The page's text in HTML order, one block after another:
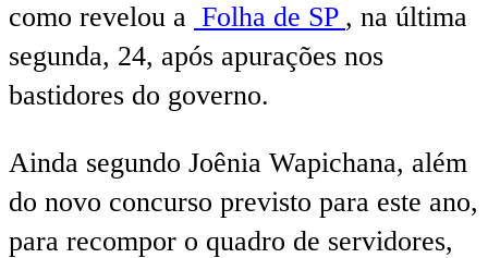
como revelou a Folha de SP , na última
segunda, 24, após apurações nos
bastidores do governo.
Ainda segundo Joênia Wapichana, além
do novo concurso previsto para este ano,
para recompor o quadro de servidores,